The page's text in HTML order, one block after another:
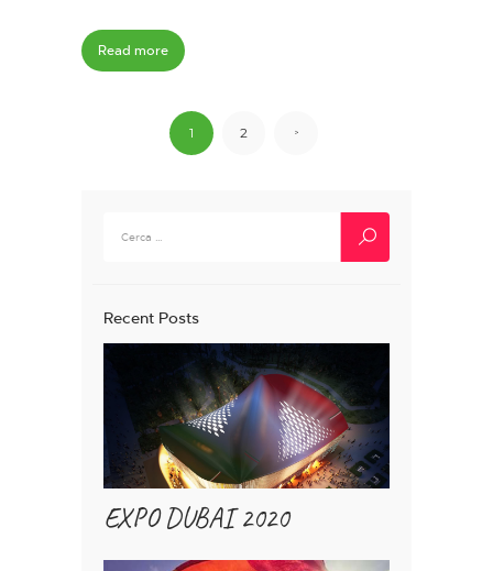
Read more
Paginazione
PAGE
1 PAGE
2 >
per:
Recent Posts
EXPO DUBAI 2020